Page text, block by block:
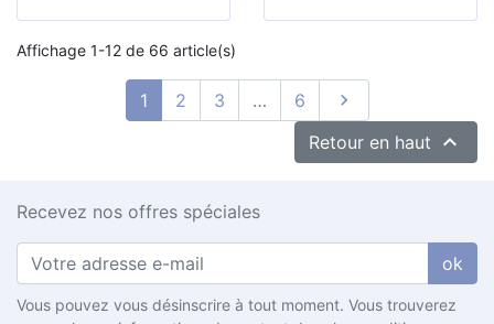
Affichage 1-12 de 66 article(s)
1 2 3 … 6 Suivant

Retour en haut 
Recevez nos offres spéciales
ok
Vous pouvez vous désinscrire à tout moment. Vous trouverez